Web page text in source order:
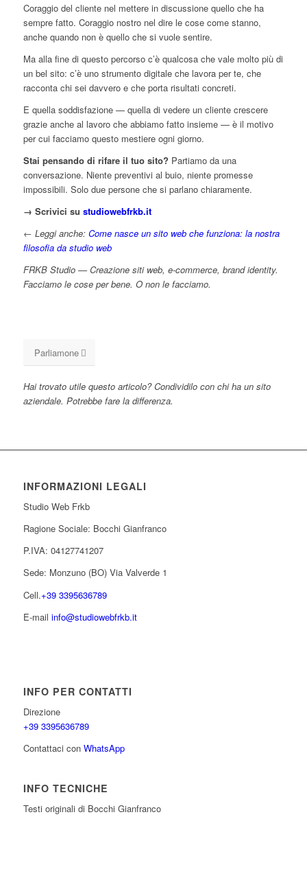
Coraggio del cliente nel mettere in discussione quello che ha
sempre fatto. Coraggio nostro nel dire le cose come stanno,
anche quando non è quello che si vuole sentire.
Ma alla fine di questo percorso c’è qualcosa che vale molto più di
un bel sito: c’è uno strumento digitale che lavora per te, che
racconta chi sei davvero e che porta risultati concreti.
E quella soddisfazione — quella di vedere un cliente crescere
grazie anche al lavoro che abbiamo fatto insieme — è il motivo
per cui facciamo questo mestiere ogni giorno.
Stai pensando di rifare il tuo sito? Partiamo da una
conversazione. Niente preventivi al buio, niente promesse
impossibili. Solo due persone che si parlano chiaramente.
→ Scrivici su studiowebfrkb.it
← Leggi anche: Come nasce un sito web che funziona: la nostra
filosofia da studio web
FRKB Studio — Creazione siti web, e-commerce, brand identity.
Facciamo le cose per bene. O non le facciamo.
Parliamone
Hai trovato utile questo articolo? Condividilo con chi ha un sito
aziendale. Potrebbe fare la differenza.
INFORMAZIONI LEGALI
Studio Web Frkb
Ragione Sociale: Bocchi Gianfranco
P.IVA: 04127741207
Sede: Monzuno (BO) Via Valverde 1
Cell.+39 3395636789
E-mail info@studiowebfrkb.it
INFO PER CONTATTI
Direzione
+39 3395636789
Contattaci con WhatsApp
INFO TECNICHE
Testi originali di Bocchi Gianfranco